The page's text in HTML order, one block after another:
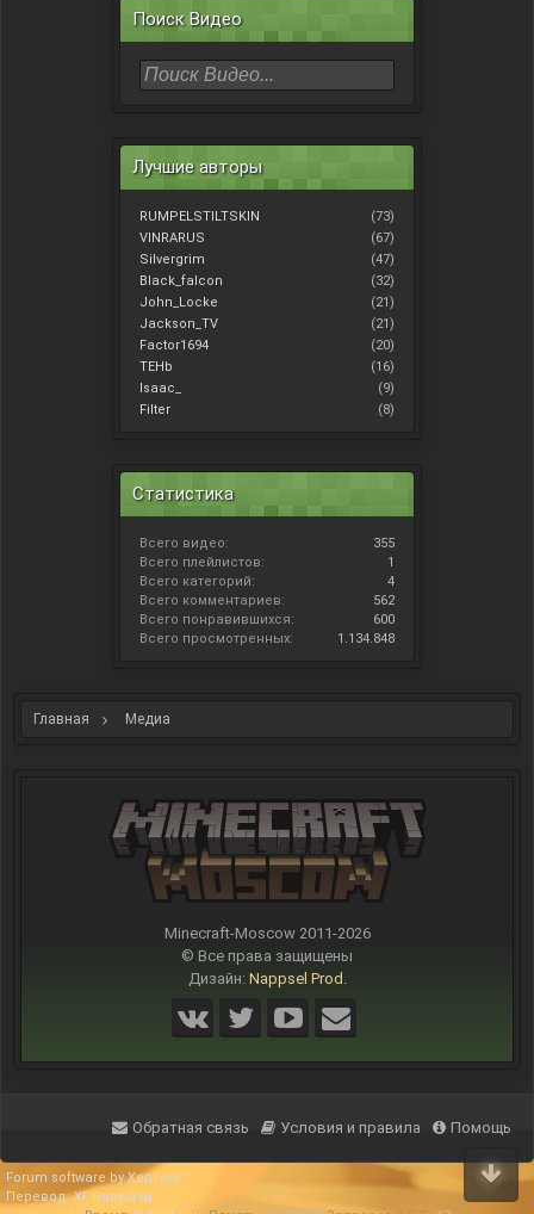
Поиск Видео
Лучшие авторы
RUMPELSTILTSKIN
(73)
VINRARUS
(67)
Silvergrim
(47)
Black_falcon
(32)
John_Locke
(21)
Jackson_TV
(21)
Factor1694
(20)
TEHb
(16)
Isaac_
(9)
Filter
(8)
Статистика
Всего видео:
355
Всего плейлистов:
1
Всего категорий:
4
Всего комментариев:
562
Всего понравившихся:
600
Всего просмотренных:
1.134.848
Главная Медиа
Minecraft-Moscow 2011-2026
© Все права защищены
Дизайн: Nappsel Prod.
Обратная связь Условия и правила Помощь
Forum software by XenForo™
Перевод:XF-Russia.ru